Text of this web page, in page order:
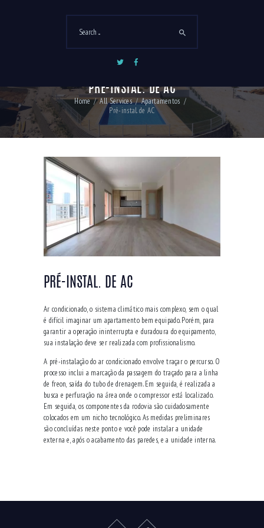
PRÉ-INSTAL. DE AC
Home All Services
Apartamentos
Pré-instal. de AC
PRÉ-INSTAL. DE AC
Ar condicionado, o sistema climático mais complexo, sem o qual
é difícil imaginar um apartamento bem equipado. Porém, para
garantir a operação ininterrupta e duradoura do equipamento,
sua instalação deve ser realizada com profissionalismo.
A pré-instalação do ar condicionado envolve traçar o percurso. O
processo inclui a marcação da passagem do traçado para a linha
de freon, saída do tubo de drenagem. Em seguida, é realizada a
busca e perfuração na área onde o compressor está localizado.
Em seguida, os componentes da rodovia são cuidadosamente
colocados em um nicho tecnológico. As medidas preliminares
são concluídas neste ponto e você pode instalar a unidade
externa e, após o acabamento das paredes, e a unidade interna.